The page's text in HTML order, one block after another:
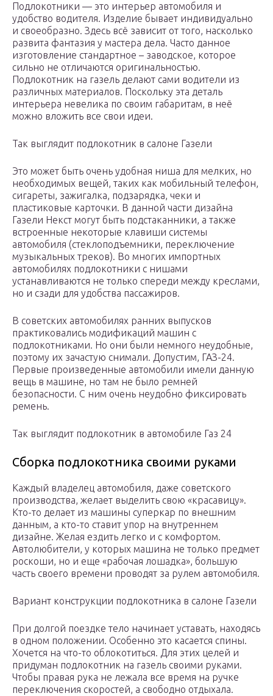
Подлокотники — это интерьер автомобиля и
удобство водителя. Изделие бывает индивидуально
и своеобразно. Здесь всё зависит от того, насколько
развита фантазия у мастера дела. Часто данное
изготовление стандартное – заводское, которое
сильно не отличаются оригинальностью.
Подлокотник на газель делают сами водители из
различных материалов. Поскольку эта деталь
интерьера невелика по своим габаритам, в неё
можно вложить все свои идеи.
Так выглядит подлокотник в салоне Газели
Это может быть очень удобная ниша для мелких, но
необходимых вещей, таких как мобильный телефон,
сигареты, зажигалка, подзарядка, чеки и
пластиковые карточки. В данной части дизайна
Газели Некст могут быть подстаканники, а также
встроенные некоторые клавиши системы
автомобиля (стеклоподъемники, переключение
музыкальных треков). Во многих импортных
автомобилях подлокотники с нишами
устанавливаются не только спереди между креслами,
но и сзади для удобства пассажиров.
В советских автомобилях ранних выпусков
практиковались модификаций машин с
подлокотниками. Но они были немного неудобные,
поэтому их зачастую снимали. Допустим, ГАЗ-24.
Первые произведенные автомобили имели данную
вещь в машине, но там не было ремней
безопасности. С ним очень неудобно фиксировать
ремень.
Так выглядит подлокотник в автомобиле Газ 24
Сборка подлокотника своими руками
Каждый владелец автомобиля, даже советского
производства, желает выделить свою «красавицу».
Кто-то делает из машины суперкар по внешним
данным, а кто-то ставит упор на внутреннем
дизайне. Желая ездить легко и с комфортом.
Автолюбители, у которых машина не только предмет
роскоши, но и еще «рабочая лошадка», большую
часть своего времени проводят за рулем автомобиля.
Вариант конструкции подлокотника в салоне Газели
При долгой поездке тело начинает уставать, находясь
в одном положении. Особенно это касается спины.
Хочется на что-то облокотиться. Для этих целей и
придуман подлокотник на газель своими руками.
Чтобы правая рука не лежала все время на ручке
переключения скоростей, а свободно отдыхала.